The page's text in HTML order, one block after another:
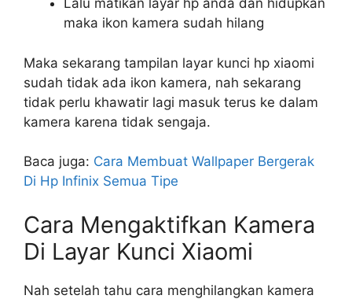
Lalu matikan layar hp anda dan hidupkan
maka ikon kamera sudah hilang
Maka sekarang tampilan layar kunci hp xiaomi
sudah tidak ada ikon kamera, nah sekarang
tidak perlu khawatir lagi masuk terus ke dalam
kamera karena tidak sengaja.
Baca juga: Cara Membuat Wallpaper Bergerak
Di Hp Infinix Semua Tipe
Cara Mengaktifkan Kamera
Di Layar Kunci Xiaomi
Nah setelah tahu cara menghilangkan kamera